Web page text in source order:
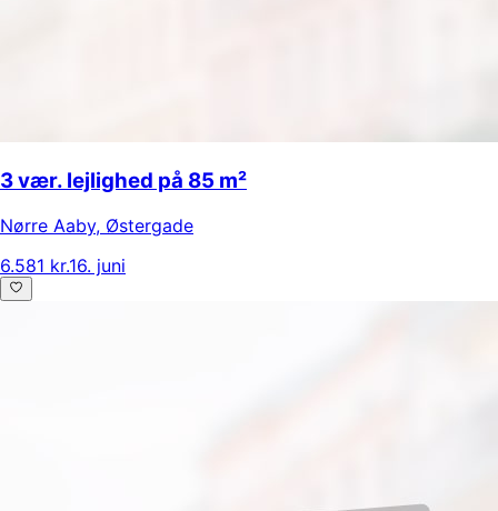
3 vær. lejlighed på 85 m²
Nørre Aaby, Østergade
6.581 kr.16. juni